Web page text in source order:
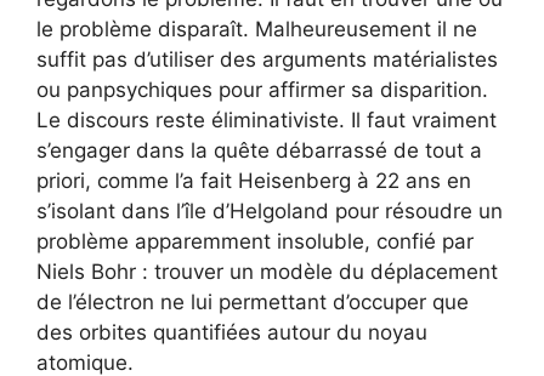
le problème disparaît. Malheureusement il ne
suffit pas d’utiliser des arguments matérialistes
ou panpsychiques pour affirmer sa disparition.
Le discours reste éliminativiste. Il faut vraiment
s’engager dans la quête débarrassé de tout a
priori, comme l’a fait Heisenberg à 22 ans en
s’isolant dans l’île d’Helgoland pour résoudre un
problème apparemment insoluble, confié par
Niels Bohr : trouver un modèle du déplacement
de l’électron ne lui permettant d’occuper que
des orbites quantifiées autour du noyau
atomique.